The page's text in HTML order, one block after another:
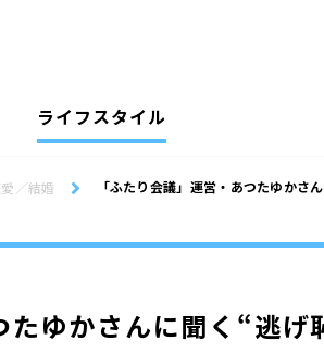
ライフスタイル
／結婚 「ふたり会議」運営・あつたゆかさ
たゆかさんに聞く“逃